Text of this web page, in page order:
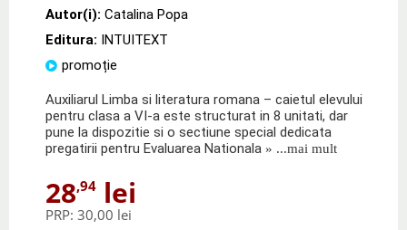
Autor(i): Catalina Popa
Editura: INTUITEXT
promoție
Auxiliarul Limba si literatura romana – caietul elevului
pentru clasa a VI-a este structurat in 8 unitati, dar
pune la dispozitie si o sectiune special dedicata
pregatirii pentru Evaluarea Nationala » ...mai mult
28,94 lei
PRP: 30,00 lei